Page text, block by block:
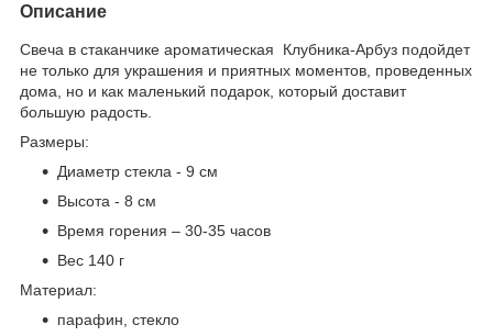
Описание
Свеча в стаканчике ароматическая Клубника-Арбуз подойдет
не только для украшения и приятных моментов, проведенных
дома, но и как маленький подарок, который доставит
большую радость.
Размеры:
Диаметр стекла - 9 см
Высота - 8 см
Время горения – 30-35 часов
Вес 140 г
Материал:
парафин, стекло